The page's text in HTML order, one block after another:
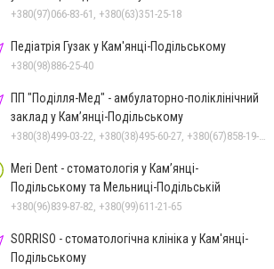
+380(97)066-83-61, +380(63)351-25-18
Педіатрія Гузак у Кам'янці-Подільському
+380(98)886-25-40
ПП "Поділля-Мед" - амбулаторно-поліклінічний
заклад у Кам’янці-Подільському
+380(38)499-03-22, +380(38)495-60-27, +380(67)858-19-75
Meri Dent - стоматологія у Кам’янці-
Подільському та Мельниці-Подільській
+380(96)839-87-82, +380(99)611-21-65
SORRISO - стоматологічна клініка у Кам'янці-
Подільському